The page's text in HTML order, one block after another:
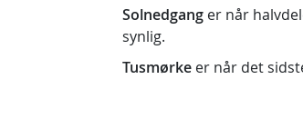
Solnedgang er når
synlig.
Tusmørke er når det